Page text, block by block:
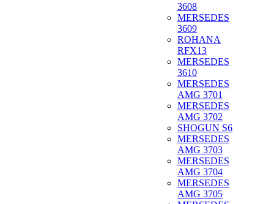
3608
MERSEDES
3609
ROHANA
RFX13
MERSEDES
3610
MERSEDES
AMG 3701
MERSEDES
AMG 3702
SHOGUN S6
MERSEDES
AMG 3703
MERSEDES
AMG 3704
MERSEDES
AMG 3705